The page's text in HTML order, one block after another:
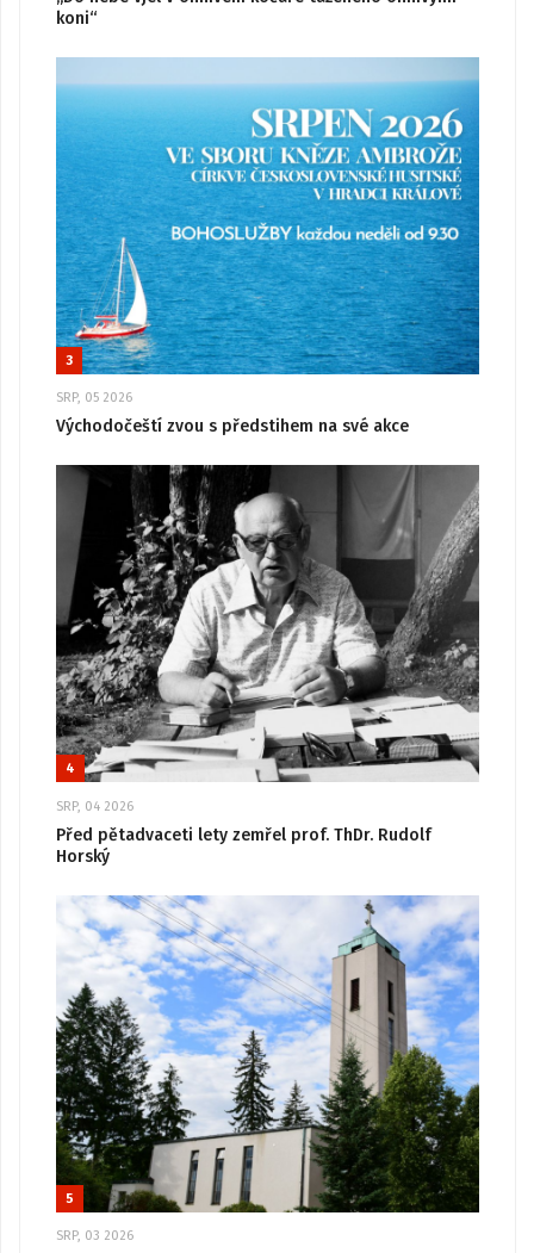
koni“
3
SRP, 05 2026
Východočeští zvou s předstihem na své akce
4
SRP, 04 2026
Před pětadvaceti lety zemřel prof. ThDr. Rudolf
Horský
5
SRP, 03 2026